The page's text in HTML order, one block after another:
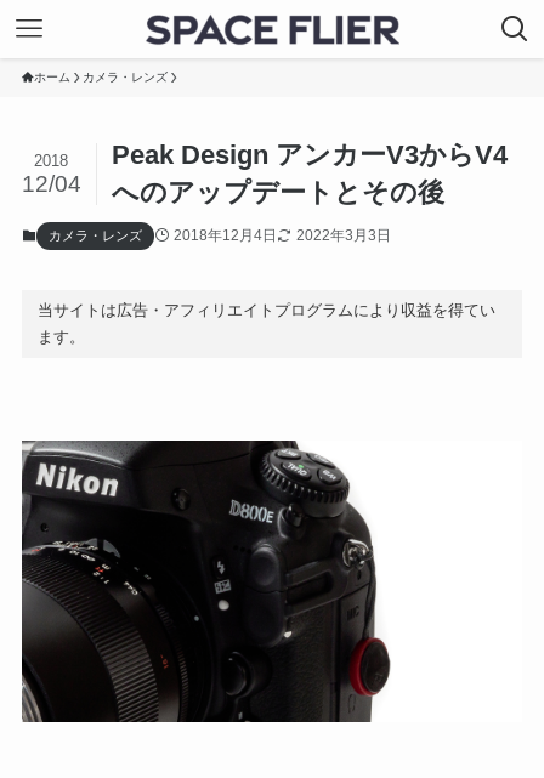
ホーム カメラ・レンズ
Peak Design アンカーV3からV4
へのアップデートとその後
2018
12/04
カメラ・レンズ 2018年12月4日 2022年3月3日
当サイトは広告・アフィリエイトプログラムにより収益を得てい
ます。